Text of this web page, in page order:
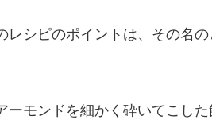
レシピのポイントは、その名
ーモンドを細かく砕いてこし